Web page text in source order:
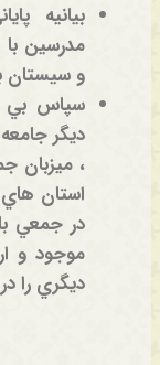
بيانيه
مدرسين با
و سيستان
سپاس بي
ديگر
، ميزبان
استان
در جمعي
موجود و
ديگري را